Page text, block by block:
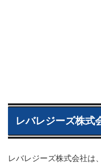
レバレジーズ株式
レバレジーズ株式会社は